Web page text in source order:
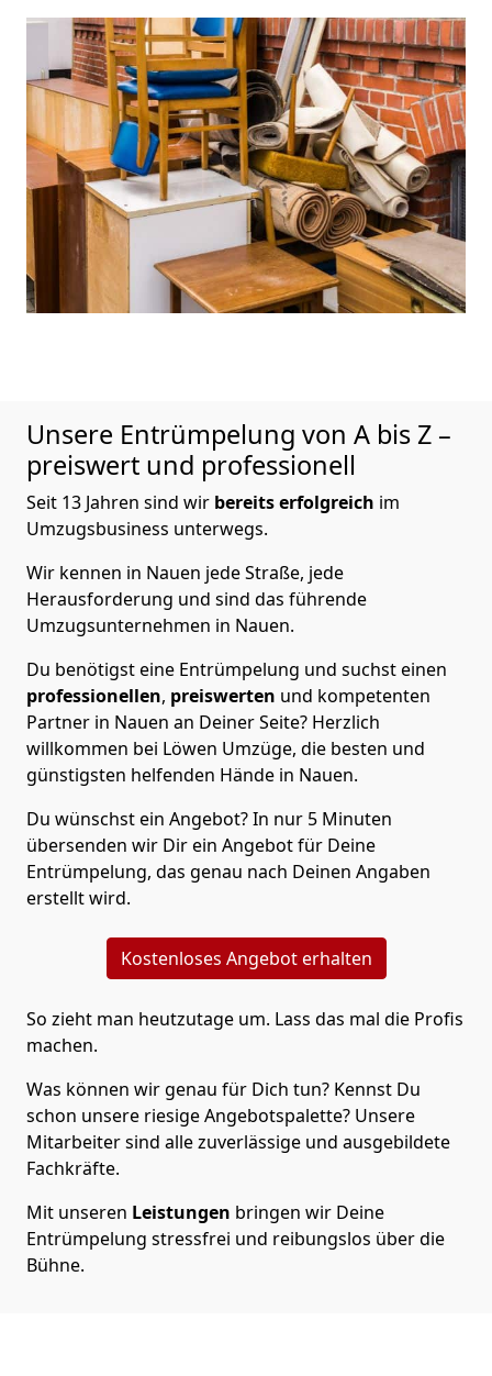
Unsere Entrümpelung von A bis Z –
preiswert und professionell
Seit 13 Jahren sind wir bereits erfolgreich im
Umzugsbusiness unterwegs.
Wir kennen in Nauen jede Straße, jede
Herausforderung und sind das führende
Umzugsunternehmen in Nauen.
Du benötigst eine Entrümpelung und suchst einen
professionellen, preiswerten und kompetenten
Partner in Nauen an Deiner Seite? Herzlich
willkommen bei Löwen Umzüge, die besten und
günstigsten helfenden Hände in Nauen.
Du wünschst ein Angebot? In nur 5 Minuten
übersenden wir Dir ein Angebot für Deine
Entrümpelung, das genau nach Deinen Angaben
erstellt wird.
Kostenloses Angebot erhalten
So zieht man heutzutage um. Lass das mal die Profis
machen.
Was können wir genau für Dich tun? Kennst Du
schon unsere riesige Angebotspalette? Unsere
Mitarbeiter sind alle zuverlässige und ausgebildete
Fachkräfte.
Mit unseren Leistungen bringen wir Deine
Entrümpelung stressfrei und reibungslos über die
Bühne.